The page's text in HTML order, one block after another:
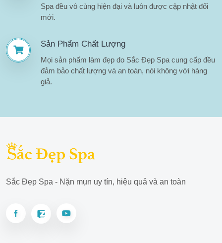
Spa đều vô cùng hiện đại và luôn được cập nhật đổi
mới.
Sản Phẩm Chất Lượng
Mọi sản phẩm làm đẹp do Sắc Đẹp Spa cung cấp đều
đảm bảo chất lượng và an toàn, nói không với hàng
giả.
Sắc Đẹp Spa - Nặn mụn uy tín, hiệu quả và an toàn